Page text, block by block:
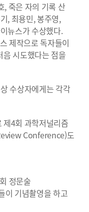
, 죽은 자의 기록 산
, 최용민, 봉주영,
뉴스가 수상했다.
제작으로 독자들이
음 시도했다는 점을
수상자에게는 각각
제4회 과학저널리즘
Conference)도
정문술
이 기념촬영을 하고